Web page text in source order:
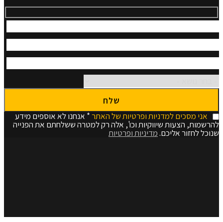
אני מסכים למדניות ופרטיות של האתר* אנחנו לא אוספים מידע
להרשמות, הצעות שיווקיות וכו', אלה רק למטרה ששלחתם את הפנייה
שנוכל לחזור אליכם.מדיניות ופרטיות